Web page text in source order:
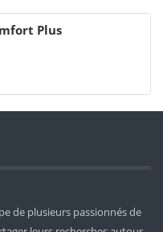
Plus
de plusieurs passionnés de